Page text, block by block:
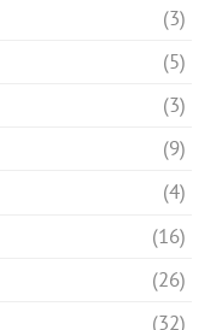
(3)
(5)
(3)
(9)
(4)
(16)
(26)
(32)